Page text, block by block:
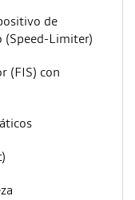
de
(Speed-Limiter)
(FIS) con